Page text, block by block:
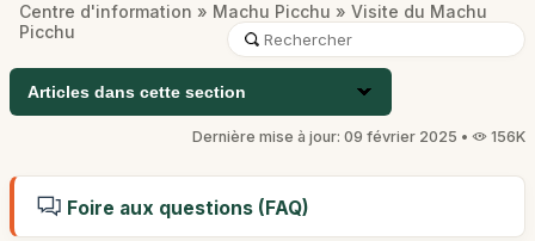
Centre d'information » Machu Picchu » Visite du Machu
Picchu
Articles dans cette section
Dernière mise à jour: 09 février 2025 • 156K
Foire aux questions (FAQ)